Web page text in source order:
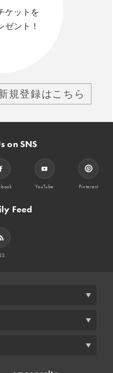
ケットを
ゼント！
規登録はこちら
on SNS
YouTube Pinterest
Feed